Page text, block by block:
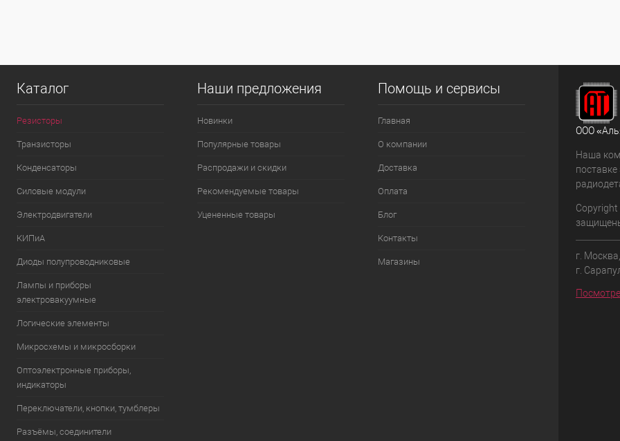
Каталог
Резисторы
Транзисторы
Конденсаторы
Силовые модули
Электродвигатели
КИПиА
Диоды полупроводниковые
Лампы и приборы
электровакуумные
Логические элементы
Микросхемы и микросборки
Оптоэлектронные приборы,
индикаторы
Переключатели, кнопки, тумблеры
Разъёмы, соединители
Наши предложения
Новинки
Популярные товары
Распродажи и скидки
Рекомендуемые товары
Уцененные товары
Помощь и сервисы
Главная
О компании
Доставка
Оплата
Блог
Контакты
Магазины
ООО
Наша
г.
г.